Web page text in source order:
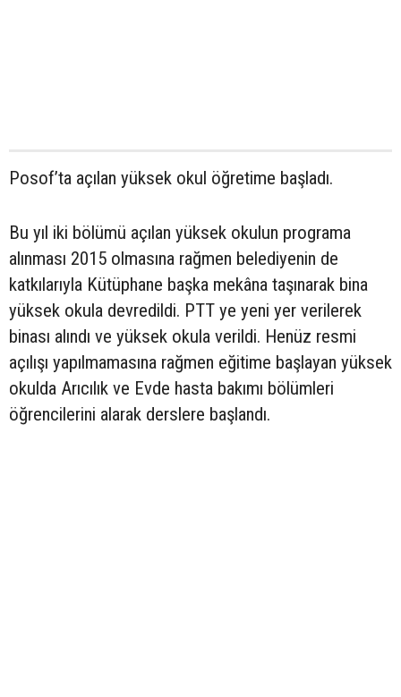
Posof’ta açılan yüksek okul öğretime başladı.
Bu yıl iki bölümü açılan yüksek okulun programa
alınması 2015 olmasına rağmen belediyenin de
katkılarıyla Kütüphane başka mekâna taşınarak bina
yüksek okula devredildi. PTT ye yeni yer verilerek
binası alındı ve yüksek okula verildi. Henüz resmi
açılışı yapılmamasına rağmen eğitime başlayan yüksek
okulda Arıcılık ve Evde hasta bakımı bölümleri
öğrencilerini alarak derslere başlandı.